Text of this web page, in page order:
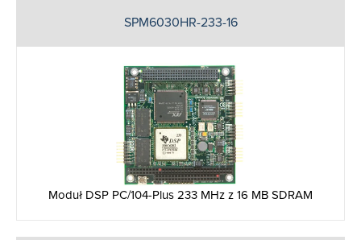
SPM6030HR-233-16
Moduł DSP PC/104-Plus 233 MHz z 16 MB SDRAM